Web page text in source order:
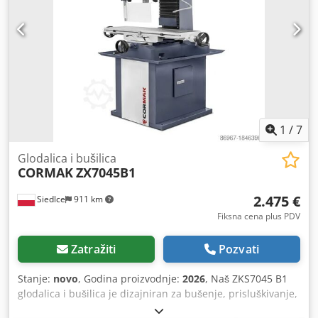
1 /7
Siedlce 911 km
Glodalica i bušilica
CORMAKZX7045B1
2.475 €
Fiksna cena plus PDV
Zatražiti Pozvati
Stanje: novo, Godina proizvodnje: 2026, Naš ZKS7045 B1
glodalica i bušilica je dizajniran za bušenje, prisluškivanje,
razvrtanje, bušenje, proširenje rupe do 45/40 mm u